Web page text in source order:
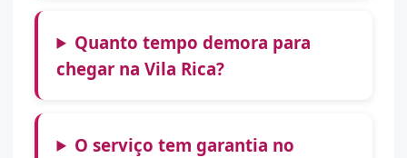
Quanto tempo demora para
chegar na Vila Rica?
O serviço tem garantia no